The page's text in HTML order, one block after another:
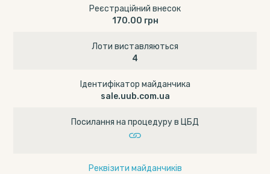
Реєстраційний внесок
170.00 грн
Лоти виставляються
4
Ідентифікатор майданчика
sale.uub.com.ua
Посилання на процедуру в ЦБД
Реквізити майданчиків